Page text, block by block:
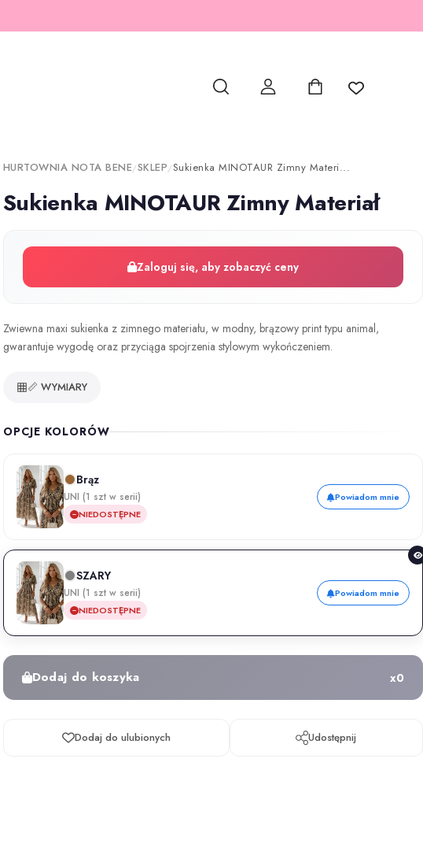
HURTOWNIA NOTA BENE/SKLEP/Sukienka MINOTAUR Zimny Materi...
Sukienka MINOTAUR Zimny Materiał
Zaloguj się, aby zobaczyć ceny
Zwiewna maxi sukienka z zimnego materiału, w modny, brązowy print typu animal,
gwarantuje wygodę oraz przyciąga spojrzenia stylowym wykończeniem.
📏 WYMIARY
OPCJE KOLORÓW
Brąz
UNI (1 szt w serii)
NIEDOSTĘPNE
Powiadom mnie
SZARY
UNI (1 szt w serii)
NIEDOSTĘPNE
Powiadom mnie
Dodaj do koszyka x0
Dodaj do ulubionych Udostępnij